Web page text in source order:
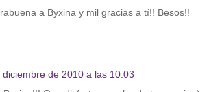
a Byxina y mil gracias a tí!! Besos!!
diciembre de 2010 a las 10:03